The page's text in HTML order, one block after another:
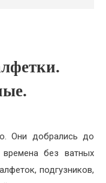
Они добрались до
без ватных
подгузников,